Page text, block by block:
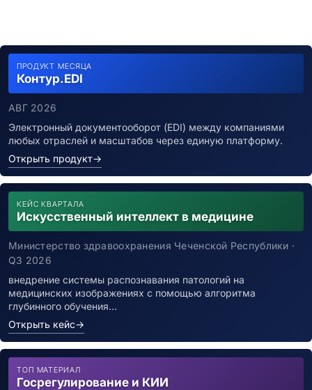
ПРОДУКТ МЕСЯЦА
Контур.EDI
АВГ 2026
Электронный документооборот (EDI) между компаниями
любых отраслей и масштабов через единую платформу.
Открыть продукт→
КЕЙС КВАРТАЛА
Искусственный интеллект в медицине
Министерство здравоохранения Чеченской Республики ·
Q3 2026
внедрение системы распознавания патологий на
медицинских изображениях с помощью алгоритма
глубинного обучения…
Открыть кейс→
ТОП МАТЕРИАЛ
Госрегулирование и КИИ